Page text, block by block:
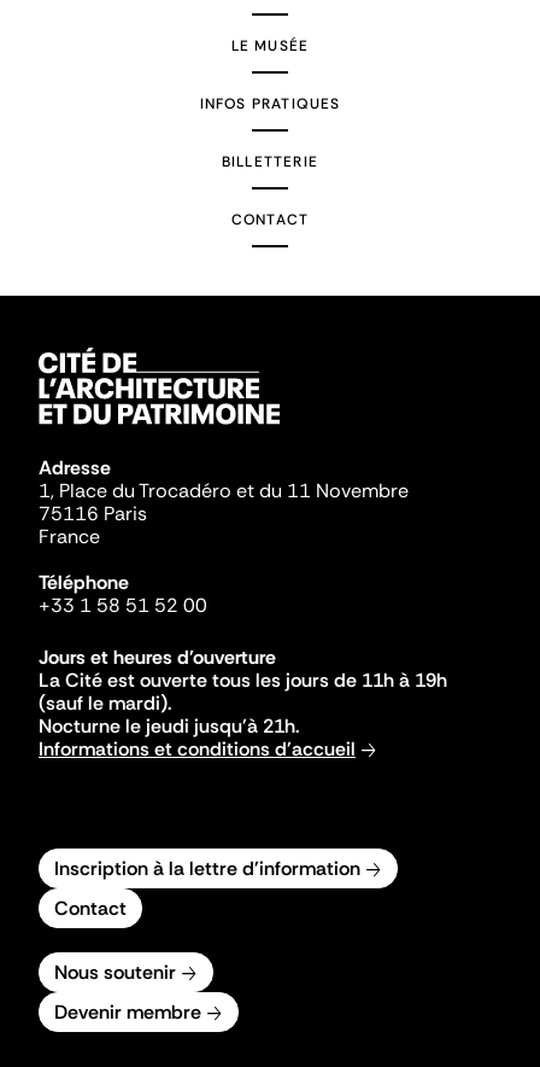
LE MUSÉE
INFOS PRATIQUES
BILLETTERIE
CONTACT
Adresse
1, Place du Trocadéro et du 11 Novembre
75116 Paris
France
Téléphone
+33 1 58 51 52 00
Jours et heures d'ouverture
La Cité est ouverte tous les jours de 11h à 19h
(sauf le mardi).
Nocturne le jeudi jusqu'à 21h.
Informations et conditions d'accueil
Inscription à la lettre d'information
Contact
Nous soutenir
Devenir membre